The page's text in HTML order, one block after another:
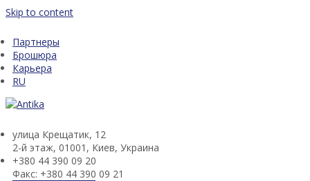
Skip to content
Партнеры
Брошюра
Карьера
RU
улица Крещатик, 12
2-й этаж, 01001, Киев, Украина
+380 44 390 09 20
Факс: +380 44 390 09 21